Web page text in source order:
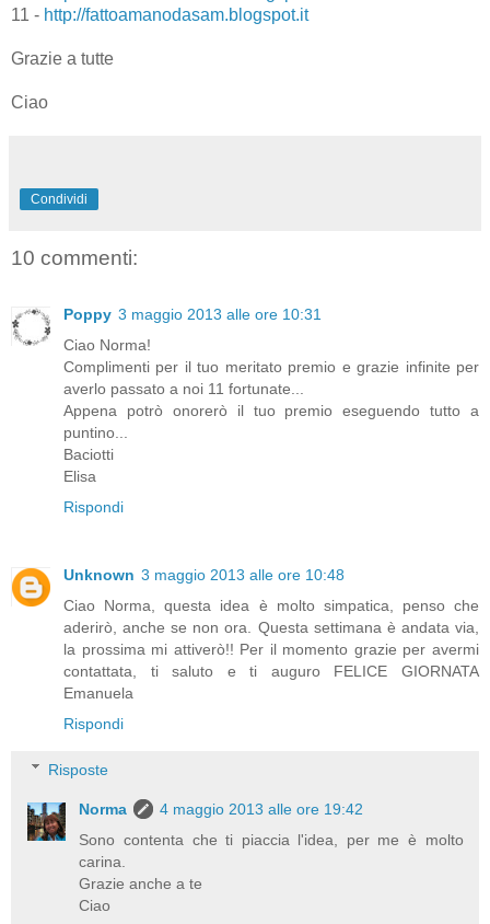
11 - http://fattoamanodasam.blogspot.it
Grazie a tutte
Ciao
Condividi
10 commenti:
Poppy 3 maggio 2013 alle ore 10:31
Ciao Norma!
Complimenti per il tuo meritato premio e grazie infinite per
averlo passato a noi 11 fortunate...
Appena potrò onorerò il tuo premio eseguendo tutto a
puntino...
Baciotti
Elisa
Rispondi
Unknown 3 maggio 2013 alle ore 10:48
Ciao Norma, questa idea è molto simpatica, penso che
aderirò, anche se non ora. Questa settimana è andata via,
la prossima mi attiverò!! Per il momento grazie per avermi
contattata, ti saluto e ti auguro FELICE GIORNATA
Emanuela
Rispondi
Risposte
Norma
4 maggio 2013 alle ore 19:42
Sono contenta che ti piaccia l'idea, per me è molto
carina.
Grazie anche a te
Ciao